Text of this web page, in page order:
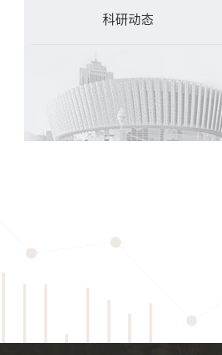
科研动态